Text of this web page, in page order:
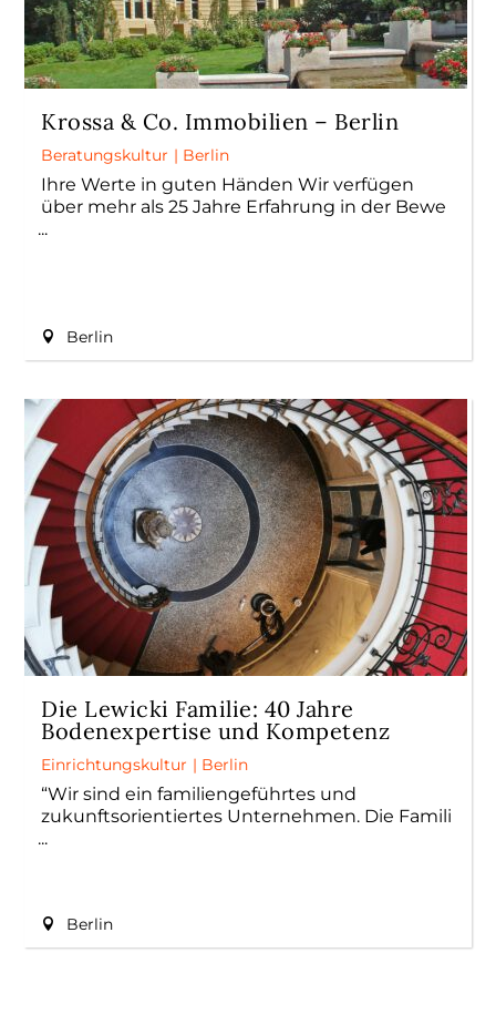
Krossa & Co. Immobilien – Berlin
Beratungskultur | Berlin
Ihre Werte in guten Händen Wir verfügen
über mehr als 25 Jahre Erfahrung in der Bewe
Berlin
Die Lewicki Familie: 40 Jahre
Bodenexpertise und Kompetenz
Einrichtungskultur | Berlin
“Wir sind ein familiengeführtes und
zukunftsorientiertes Unternehmen. Die Famili
Berlin